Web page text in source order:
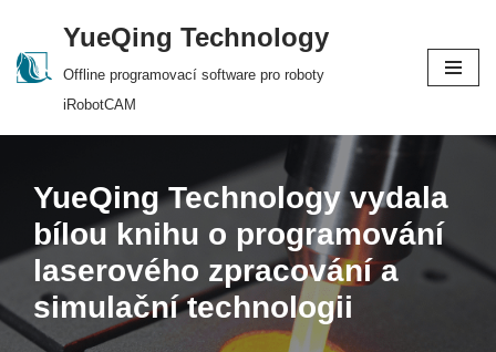
Skip
YueQing Technology
Offline programovací software pro roboty
iRobotCAM
YueQing Technology vydala
bílou knihu o programování
laserového zpracování a
simulační technologii